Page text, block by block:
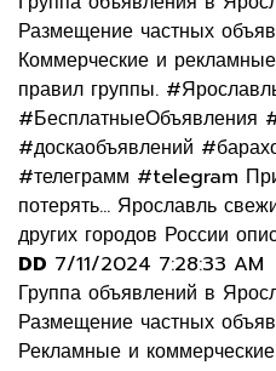
Размещение частных
Коммерческие и
правил группы.
#БесплатныеОбъявления
#доскаобъявлений
#телеграмм #telegram
потерять... Ярославль
других городов России
DD 7/11/2024 7:28:33 AM
Группа объявлений в
Размещение частных
Рекламные и